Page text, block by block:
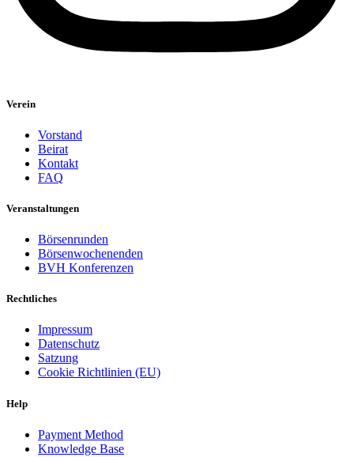
Verein
Vorstand
Beirat
Kontakt
FAQ
Veranstaltungen
Börsenrunden
Börsenwochenenden
BVH Konferenzen
Rechtliches
Impressum
Datenschutz
Satzung
Cookie Richtlinien (EU)
Help
Payment Method
Knowledge Base